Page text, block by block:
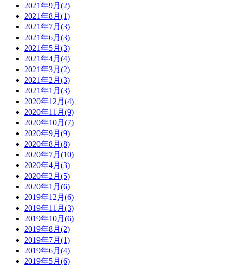
2021年9月(2)
2021年8月(1)
2021年7月(3)
2021年6月(3)
2021年5月(3)
2021年4月(4)
2021年3月(2)
2021年2月(3)
2021年1月(3)
2020年12月(4)
2020年11月(9)
2020年10月(7)
2020年9月(9)
2020年8月(8)
2020年7月(10)
2020年4月(3)
2020年2月(5)
2020年1月(6)
2019年12月(6)
2019年11月(3)
2019年10月(6)
2019年8月(2)
2019年7月(1)
2019年6月(4)
2019年5月(6)